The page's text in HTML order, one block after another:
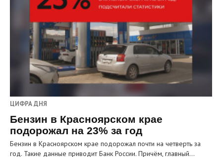
ЦИФРА ДНЯ
Бензин в Красноярском крае
подорожал на 23% за год
Бензин в Красноярском крае подорожал почти на четверть за
год. Такие данные приводит Банк России. Причём, главный…